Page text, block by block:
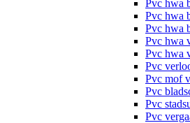
Pvc hwa
Pvc hwa
Pvc hwa
Pvc hwa
Pvc hwa
Pvc
Pvc mof
Pvc
Pvc
Pvc